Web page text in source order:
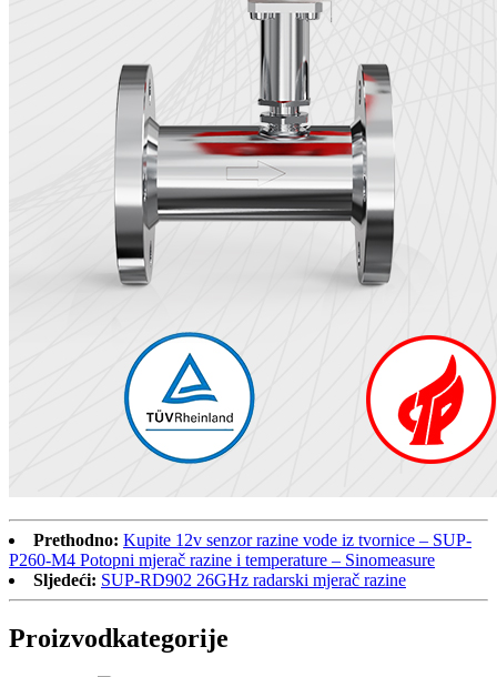
Prethodno: Kupite 12v senzor razine vode iz tvornice – SUP-
P260-M4 Potopni mjerač razine i temperature – Sinomeasure
Sljedeći: SUP-RD902 26GHz radarski mjerač razine
Proizvodkategorije